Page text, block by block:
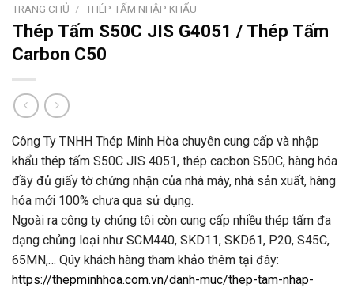
TRANG CHỦ / THÉP TẤM NHẬP KHẨU
Thép Tấm S50C JIS G4051 / Thép Tấm
Carbon C50
Công Ty TNHH Thép Minh Hòa chuyên cung cấp và nhập
khẩu thép tấm S50C JIS 4051, thép cacbon S50C, hàng hóa
đầy đủ giấy tờ chứng nhận của nhà máy, nhà sản xuất, hàng
hóa mới 100% chưa qua sử dụng.
Ngoài ra công ty chúng tôi còn cung cấp nhiều thép tấm đa
dạng chủng loại như SCM440, SKD11, SKD61, P20, S45C,
65MN,… Qúy khách hàng tham khảo thêm tại đây:
https://thepminhhoa.com.vn/danh-muc/thep-tam-nhap-